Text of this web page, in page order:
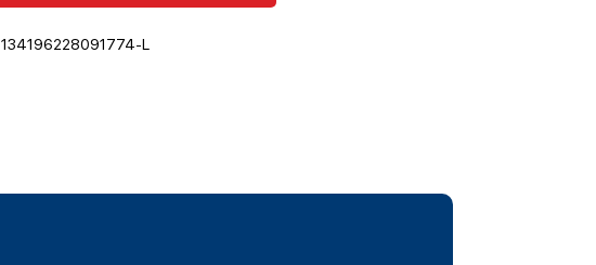
134196228091774-L